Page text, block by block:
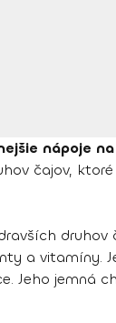
nápoje
čajov,
a vitamíny.
Jeho jemná